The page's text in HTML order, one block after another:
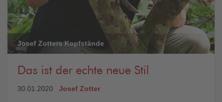
Josef Zotters Kopfstände
Das ist der echte neue Stil
30.01.2020 Josef Zotter